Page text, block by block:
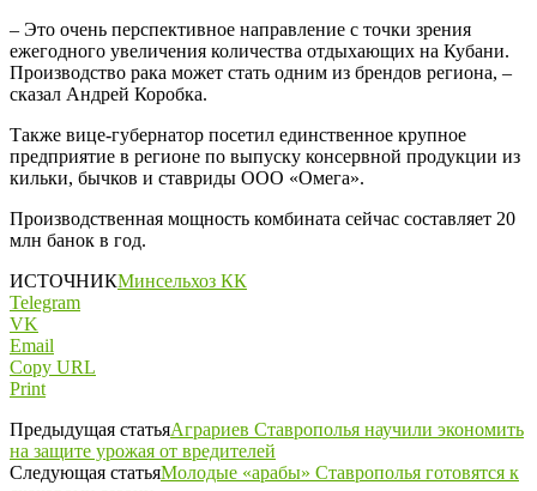
– Это очень перспективное направление с точки зрения
ежегодного увеличения количества отдыхающих на Кубани.
Производство рака может стать одним из брендов региона, –
сказал Андрей Коробка.
Также вице-губернатор посетил единственное крупное
предприятие в регионе по выпуску консервной продукции из
кильки, бычков и ставриды ООО «Омега».
Производственная мощность комбината сейчас составляет 20
млн банок в год.
ИСТОЧНИКМинсельхоз КК
Telegram
VK
Email
Copy URL
Print
Предыдущая статьяАграриев Ставрополья научили экономить
на защите урожая от вредителей
Следующая статьяМолодые «арабы» Ставрополья готовятся к